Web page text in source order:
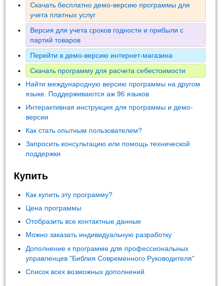
Скачать бесплатно демо-версию программы для
учета платных услуг
Версия для учета сроков годности и прибыли с
партий товаров
Перейти в демо-версию интернет-магазина
Скачать программу для расчета себестоимости
Найти международную версию программы на другом
языке. Поддерживаются аж 96 языков
Интерактивная инструкция для программы и демо-
версии
Как стать опытным пользователем?
Запросить консультацию или помощь технической
поддержки
Купить
Как купить эту программу?
Цена программы
Отобразить все контактные данные
Можно заказать индивидуальную разработку
Дополнение к программе для профессиональных
управленцев "Библия Современного Руководителя"
Список всех возможных дополнений